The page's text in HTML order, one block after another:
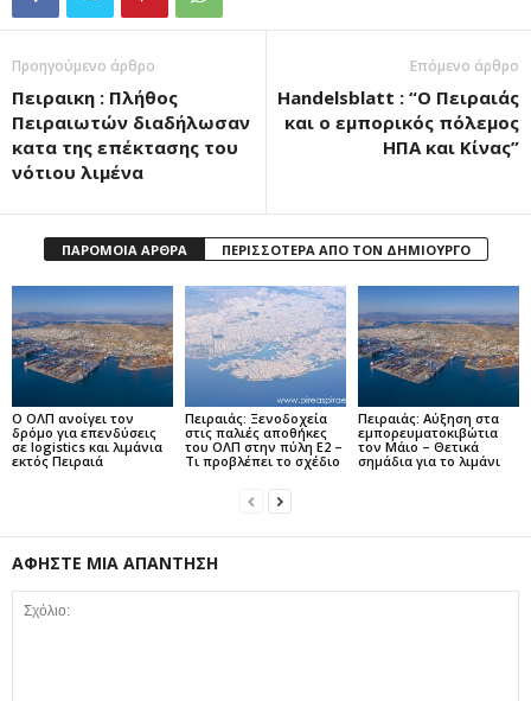
Προηγούμενο άρθρο
Πειραικη : Πλήθος
Πειραιωτών διαδήλωσαν
κατα της επέκτασης του
νότιου λιμένα
Επόμενο άρθρο
Handelsblatt : “O Πειραιάς
και ο εμπορικός πόλεμος
ΗΠΑ και Κίνας”
ΠΑΡΟΜΟΙΑ ΑΡΘΡΑ ΠΕΡΙΣΣΟΤΕΡΑ ΑΠΟ ΤΟΝ ΔΗΜΙΟΥΡΓΟ
Ο ΟΛΠ ανοίγει τον
δρόμο για επενδύσεις
σε logistics και λιμάνια
εκτός Πειραιά
Πειραιάς: Ξενοδοχεία
στις παλιές αποθήκες
του ΟΛΠ στην πύλη Ε2 –
Τι προβλέπει το σχέδιο
Πειραιάς: Αύξηση στα
εμπορευματοκιβώτια
τον Μάιο – Θετικά
σημάδια για το λιμάνι
ΑΦΗΣΤΕ ΜΙΑ ΑΠΑΝΤΗΣΗ